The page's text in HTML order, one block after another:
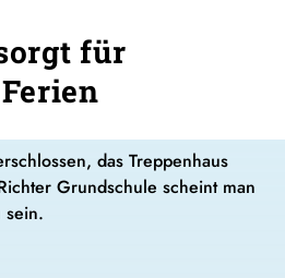
für
das Treppenhaus
Grundschule scheint man
sein.